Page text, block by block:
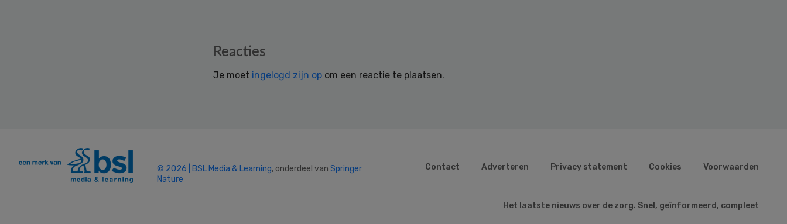
Reacties
Je moet ingelogd zijn op om een reactie te plaatsen.
© 2026 | BSL Media & Learning, onderdeel van Springer
Nature
Contact Adverteren Privacy statement Cookies Voorwaarden
Het laatste nieuws over de zorg. Snel, geïnformeerd, compleet